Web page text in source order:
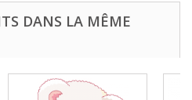
DANS LA MÊME